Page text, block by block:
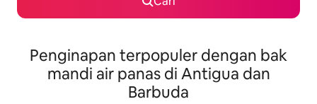
Penginapan terpopuler dengan bak
mandi air panas di Antigua dan
Barbuda